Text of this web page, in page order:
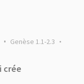
Genèse 1.1-2.3
crée